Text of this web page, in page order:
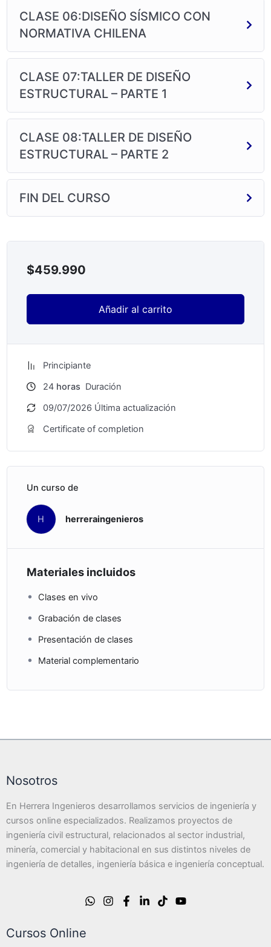
CLASE 06:DISEÑO SÍSMICO CON
NORMATIVA CHILENA
CLASE 07:TALLER DE DISEÑO
ESTRUCTURAL – PARTE 1
CLASE 08:TALLER DE DISEÑO
ESTRUCTURAL – PARTE 2
FIN DEL CURSO
$459.990
Añadir al carrito
Principiante
24horas Duración
09/07/2026 Última actualización
Certificate of completion
Un curso de
H herreraingenieros
Materiales incluidos
Clases en vivo
Grabación de clases
Presentación de clases
Material complementario
Nosotros
En Herrera Ingenieros desarrollamos servicios de ingeniería y
cursos online especializados. Realizamos proyectos de
ingeniería civil estructural, relacionados al sector industrial,
minería, comercial y habitacional en sus distintos niveles de
ingeniería de detalles, ingeniería básica e ingeniería conceptual.
Cursos Online